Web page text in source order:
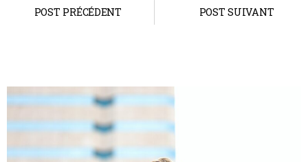
POST PRÉCÉDENT POST SUIVANT